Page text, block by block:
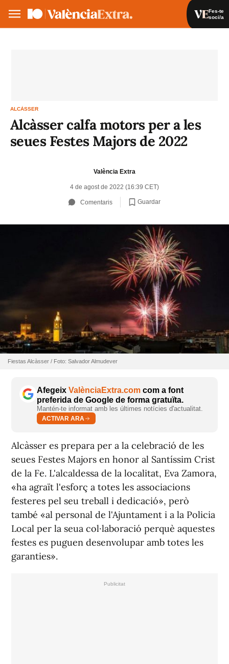
Fes-te
soci/a
ALCÀSSER
Alcàsser calfa motors per a les
seues Festes Majors de 2022
València Extra
4 de agost de 2022 (16:39 CET)
Comentaris Guardar
Fiestas Alcàsser / Foto: Salvador Almudever
Afegeix ValènciaExtra.com com a font
preferida de Google de forma gratuïta.
Mantén-te informat amb les últimes notícies d'actualitat.
ACTIVAR ARA
Alcàsser es prepara per a la celebració de les
seues Festes Majors en honor al Santíssim Crist
de la Fe. L'alcaldessa de la localitat, Eva Zamora,
«ha agraït l'esforç a totes les associacions
festeres pel seu treball i dedicació», però
també «al personal de l'Ajuntament i a la Policia
Local per la seua col·laboració perquè aquestes
festes es puguen desenvolupar amb totes les
garanties».